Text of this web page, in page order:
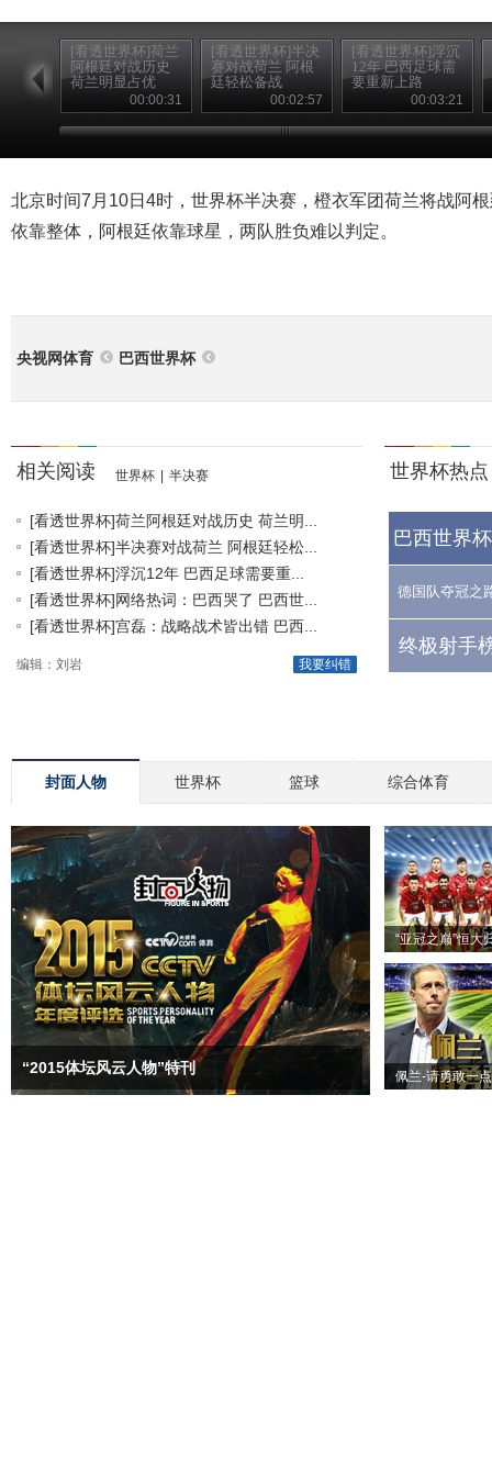
[看透世界杯]荷兰
阿根廷对战历史
荷兰明显占优
00:00:31
[看透世界杯]半决
赛对战荷兰 阿根
廷轻松备战
00:02:57
[看透世界杯]浮沉
12年 巴西足球需
要重新上路
00:03:21
北京时间7月10日4时，世界杯半决赛，橙衣军团荷兰将战阿
依靠整体，阿根廷依靠球星，两队胜负难以判定。
央视网体育 巴西世界杯
相关阅读 世界杯 半决赛
[看透世界杯]荷兰阿根廷对战历史 荷兰明...
[看透世界杯]半决赛对战荷兰 阿根廷轻松...
[看透世界杯]浮沉12年 巴西足球需要重...
[看透世界杯]网络热词：巴西哭了 巴西世...
[看透世界杯]宫磊：战略战术皆出错 巴西...
我要纠错
编辑：刘岩
世界杯热点
巴西世界
德国队夺冠之
终极射手
封面人物 世界杯 篮球 综合体育
“2015体坛风云人物”特刊
“亚冠之巅”恒大
佩兰-请勇敢一点